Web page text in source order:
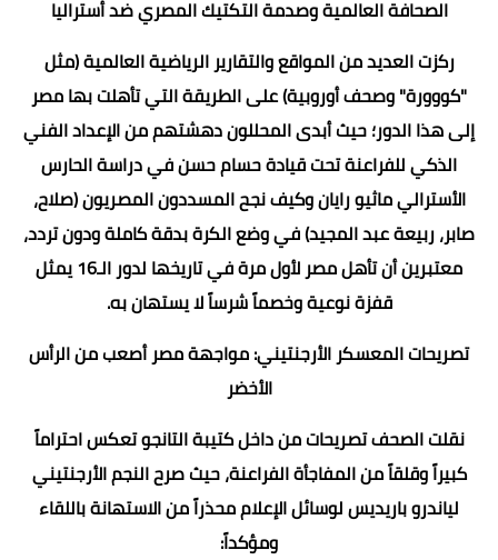
​الصحافة العالمية وصدمة التكتيك المصري ضد أستراليا
​ركزت العديد من المواقع والتقارير الرياضية العالمية (مثل
"كووورة" وصحف أوروبية) على الطريقة التي تأهلت بها مصر
إلى هذا الدور؛ حيث أبدى المحللون دهشتهم من الإعداد الفني
الذكي للفراعنة تحت قيادة حسام حسن في دراسة الحارس
الأسترالي ماثيو رايان وكيف نجح المسددون المصريون (صلاح،
صابر، ربيعة عبد المجيد) في وضع الكرة بدقة كاملة ودون تردد،
معتبرين أن تأهل مصر لأول مرة في تاريخها لدور الـ16 يمثل
قفزة نوعية وخصماً شرساً لا يستهان به.
​تصريحات المعسكر الأرجنتيني: مواجهة مصر أصعب من الرأس
الأخضر
​نقلت الصحف تصريحات من داخل كتيبة التانجو تعكس احتراماً
كبيراً وقلقاً من المفاجأة الفراعنة، حيث صرح النجم الأرجنتيني
لياندرو باريديس لوسائل الإعلام محذراً من الاستهانة باللقاء
ومؤكداً: